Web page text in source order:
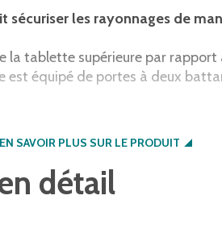
sécuriser les rayonnages de
la tablette supérieure par
est équipé de portes à deux
de rayonnages avec éléments
EN SAVOIR PLUS SUR LE PRODUIT
détail